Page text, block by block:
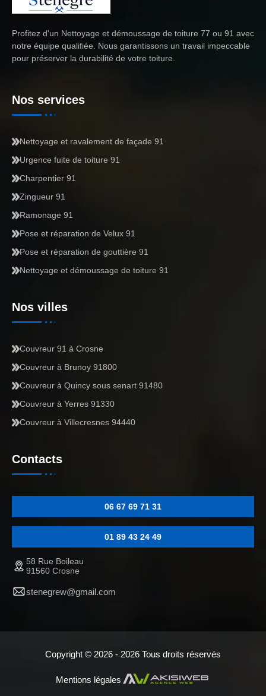
Profitez d'un Nettoyage et démoussage de toiture 77 ou 91 avec
notre équipe qualifiée. Nous garantissons un travail impeccable
pour préserver la durabilité de votre toiture.
Nos services
Nettoyage et ravalement de façade 91
Urgence fuite de toiture 91
Charpentier 91
Zingueur 91
Ramonage 91
Pose et réparation de Velux 91
Pose et réparation de gouttière 91
Nettoyage et démoussage de toiture 91
Nos villes
Couvreur 91 à Crosne
Couvreur à Brunoy 91800
Couvreur à Quincy sous senart 91480
Couvreur à Yerres 91330
Couvreur à Villecresnes 94440
Contacts
06 67 69 71 31
01 89 43 24 49
58 Rue Boileau
91560 Crosne
stenegrew@gmail.com
Copyright © 2026 - 2026 Tous droits réservés
Mentions légales